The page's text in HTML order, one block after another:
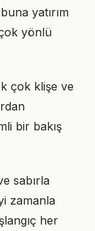
yatırım
yönlü
çok klişe ve
bir bakış
sabırla
zamanla
her